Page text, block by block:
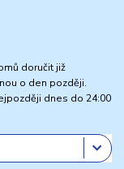
doručit již
o den později.
dnes do 24:00